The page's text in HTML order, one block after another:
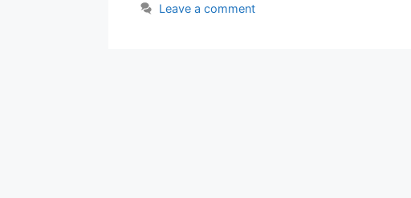
Leave a comment